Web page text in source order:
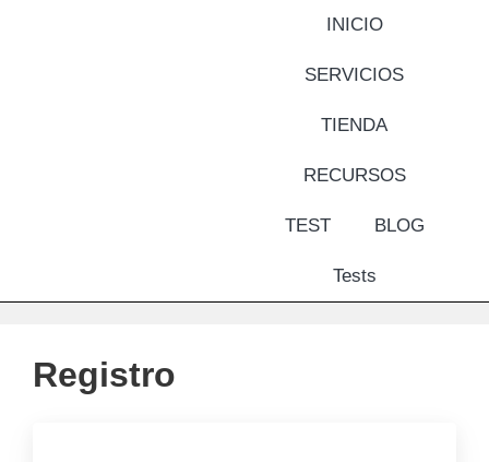
INICIO
SERVICIOS
TIENDA
RECURSOS
TEST BLOG
Tests
Registro